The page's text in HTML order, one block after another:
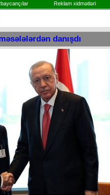
Reklam xidmətləri
danışdı